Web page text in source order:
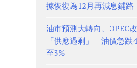
據恢復為12月再減息鋪路
油市預測大轉向、OPEC
「供應過剩」 油價急跌
至3%